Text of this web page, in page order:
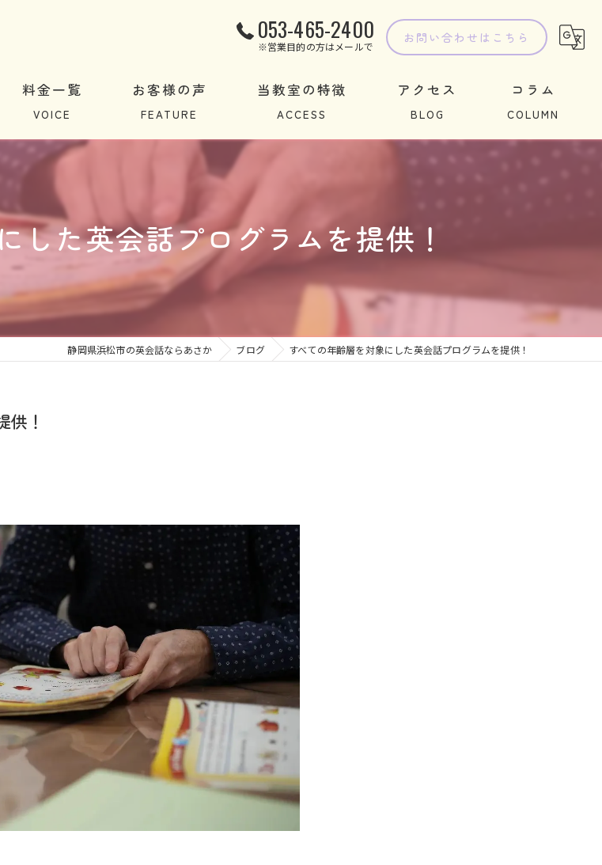
053-465-2400
※営業目的の方はメールで
お問い合わせはこちら
料金一覧 お客様の声 当教室の特徴
学習
指導
アクセス コラム
した英会話プログラムを提供！
静岡県浜松市の英会話ならあさか ブログ すべての年齢層を対象にした英会話プログラムを提供！
！